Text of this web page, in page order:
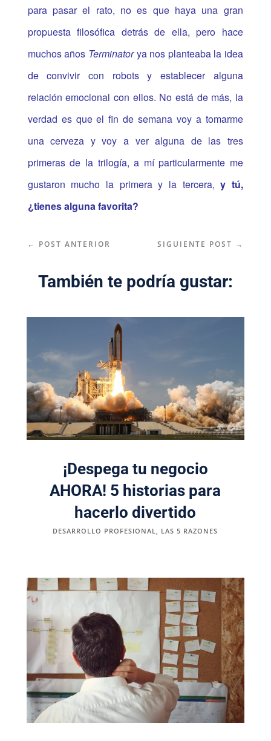
para pasar el rato, no es que haya una gran
propuesta filosófica detrás de ella, pero hace
muchos años Terminatorya nos planteaba la idea
de convivir con robots y establecer alguna
relación emocional con ellos. No está de más, la
verdad es que el fin de semana voy a tomarme
una cerveza y voy a ver alguna de las tres
primeras de la trilogía, a mí particularmente me
gustaron mucho la primera y la tercera,y tú,
¿tienes alguna favorita?
← POST ANTERIOR SIGUIENTE POST →
También te podría gustar:
¡Despega tu negocio
AHORA! 5 historias para
hacerlo divertido
DESARROLLO PROFESIONAL LAS 5 RAZONES